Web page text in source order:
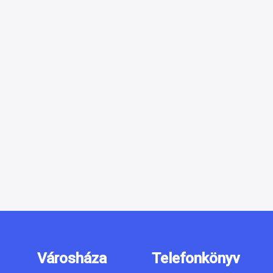
Városháza Telefonkönyv